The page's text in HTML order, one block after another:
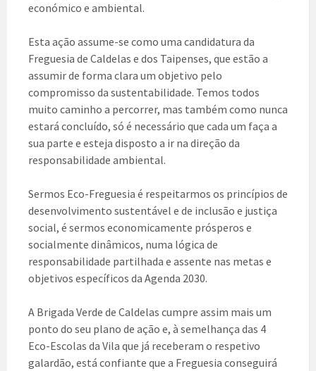
económico e ambiental.
Esta ação assume-se como uma candidatura da
Freguesia de Caldelas e dos Taipenses, que estão a
assumir de forma clara um objetivo pelo
compromisso da sustentabilidade. Temos todos
muito caminho a percorrer, mas também como nunca
estará concluído, só é necessário que cada um faça a
sua parte e esteja disposto a ir na direção da
responsabilidade ambiental.
Sermos Eco-Freguesia é respeitarmos os princípios de
desenvolvimento sustentável e de inclusão e justiça
social, é sermos economicamente prósperos e
socialmente dinâmicos, numa lógica de
responsabilidade partilhada e assente nas metas e
objetivos específicos da Agenda 2030.
A Brigada Verde de Caldelas cumpre assim mais um
ponto do seu plano de ação e, à semelhança das 4
Eco-Escolas da Vila que já receberam o respetivo
galardão, está confiante que a Freguesia conseguirá